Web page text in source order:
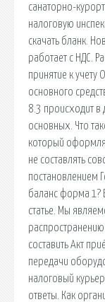
санаторно-
налоговую
скачать бланк.
работает с НДС.
принятие к учету
основного
8.3 происходит в
основных. Что
который
не составлять
постановлением
баланс форма 1?
статье. Мы
составить Акт
передачи
налоговый
ответы. Как